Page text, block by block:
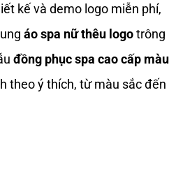
kế và demo logo miễn phí,
áo spa nữ thêu logotrông
đồng phục spa cao cấp màu
theo ý thích, từ màu sắc đến